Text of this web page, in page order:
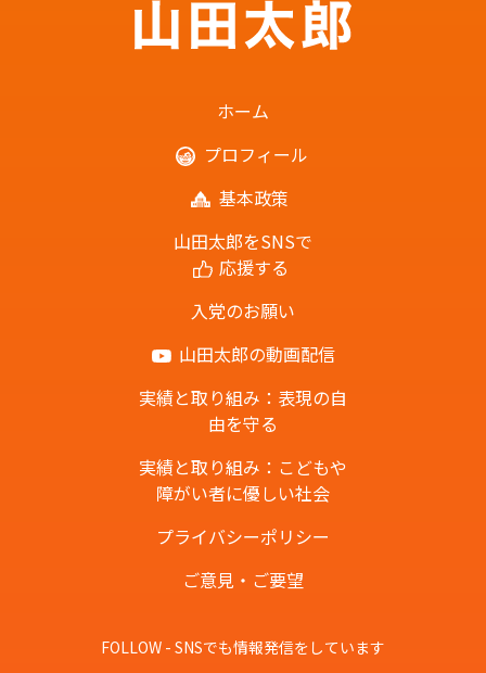
ホーム
プロフィール
基本政策
山田太郎をSNSで
応援する
入党のお願い
山田太郎の動画配信
実績と取り組み：表現の自
由を守る
実績と取り組み：こどもや
障がい者に優しい社会
プライバシーポリシー
ご意見・ご要望
FOLLOW - SNSでも情報発信をしています